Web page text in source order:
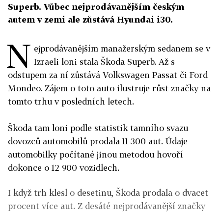
Superb. Vůbec nejprodávanějším českým
autem v zemi ale zůstává Hyundai i30.
N ejprodávanějším manažerským sedanem se v
Izraeli loni stala Škoda Superb. Až s
odstupem za ní zůstává Volkswagen Passat či Ford
Mondeo. Zájem o toto auto ilustruje růst značky na
tomto trhu v posledních letech.
Škoda tam loni podle statistik tamního svazu
dovozců automobilů prodala 11 300 aut. Údaje
automobilky počítané jinou metodou hovoří
dokonce o 12 900 vozidlech.
I když trh klesl o desetinu, Škoda prodala o dvacet
procent více aut. Z desáté nejprodávanější značky